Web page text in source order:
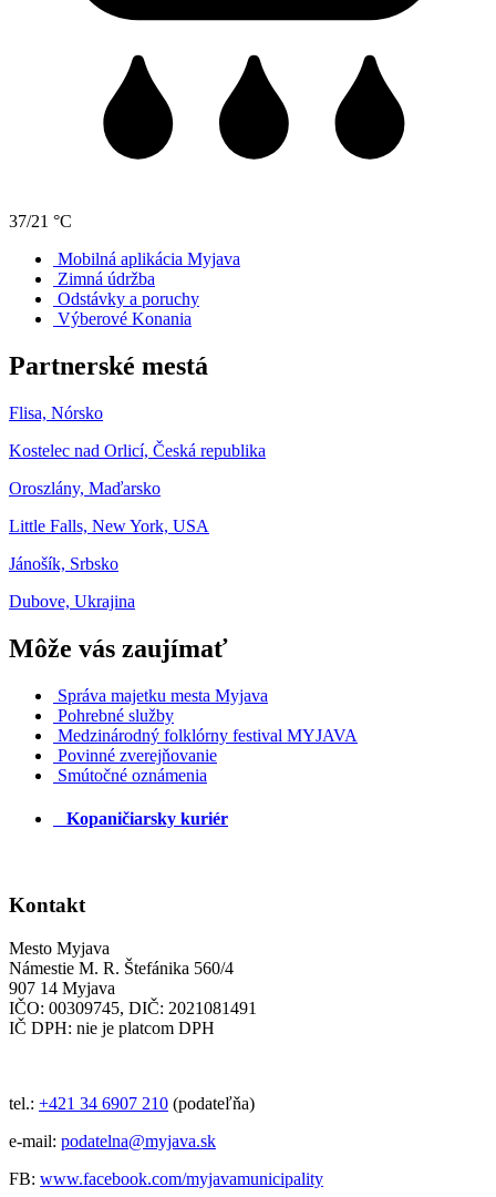
37/21 °C
Mobilná aplikácia Myjava
Zimná údržba
Odstávky a poruchy
Výberové Konania
Partnerské mestá
Flisa, Nórsko
Kostelec nad Orlicí, Česká republika
Oroszlány, Maďarsko
Little Falls, New York, USA
Jánošík, Srbsko
Dubove, Ukrajina
Môže vás zaujímať
Správa majetku mesta Myjava
Pohrebné služby
Medzinárodný folklórny festival MYJAVA
Povinné zverejňovanie
Smútočné oznámenia
Kopaničiarsky kuriér
Kontakt
Mesto Myjava
Námestie M. R. Štefánika 560/4
907 14 Myjava
IČO: 00309745, DIČ: 2021081491
IČ DPH: nie je platcom DPH
tel.: +421 34 6907 210 (podateľňa)
e-mail: podatelna@myjava.sk
FB: www.facebook.com/myjavamunicipality